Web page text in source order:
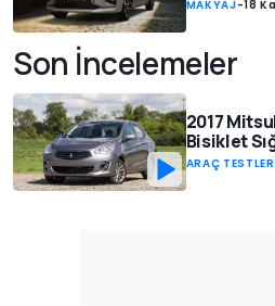
MAKYAJ-18
Son İncelemeler
2017
Bisiklet
ARAÇ